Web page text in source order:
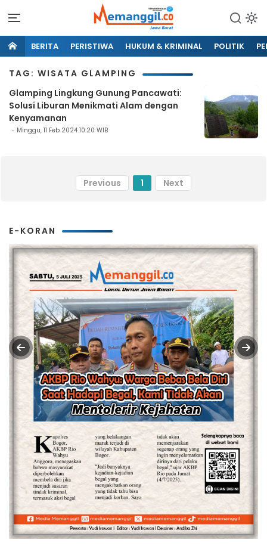
BERITA PERISTIWA HUKUM & KRIMINAL POLITIK
TAG: WISATA GLAMPING
Glamping Lingkung Gunung Pancawati:
Solusi Liburan Menikmati Alam dengan
Kenyamanan
Minggu, 11 Feb 2024 10:20 WIB
Previous 1 Next
E-KORAN